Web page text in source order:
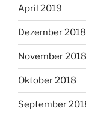
April 2019
Dezember 2018
November 2018
Oktober 2018
September